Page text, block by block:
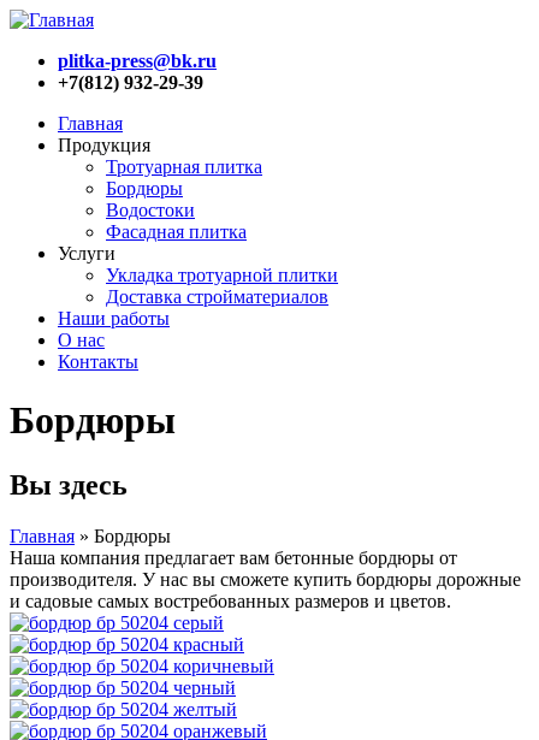
plitka-press@bk.ru
+7(812) 932-29-39
Главная
Продукция
Тротуарная плитка
Бордюры
Водостоки
Фасадная плитка
Услуги
Укладка тротуарной плитки
Доставка стройматериалов
Наши работы
О нас
Контакты
Бордюры
Вы здесь
Главная » Бордюры
Наша компания предлагает вам бетонные бордюры от
производителя. У нас вы сможете купить бордюры дорожные
и садовые самых востребованных размеров и цветов.